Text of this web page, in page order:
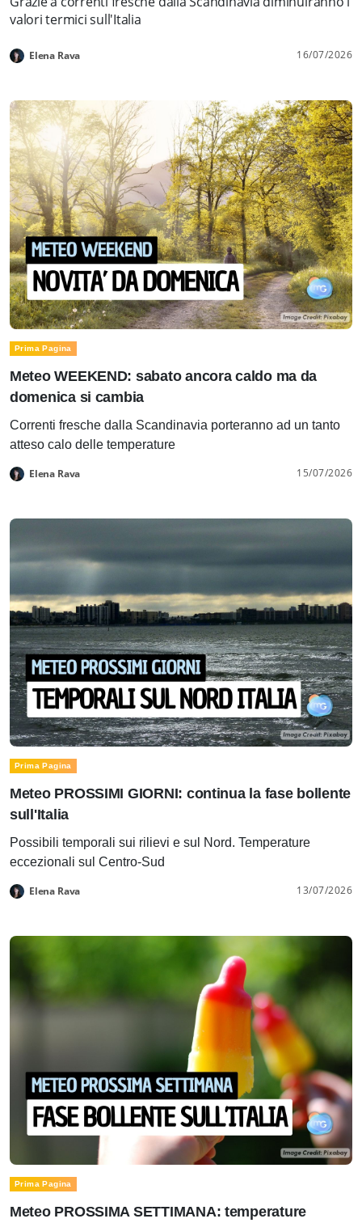
valori termici sull'Italia
Elena Rava 16/07/2026
Prima Pagina
Meteo WEEKEND: sabato ancora caldo ma da
domenica si cambia
Correnti fresche dalla Scandinavia porteranno ad un tanto
atteso calo delle temperature
Elena Rava 15/07/2026
Prima Pagina
Meteo PROSSIMI GIORNI: continua la fase bollente
sull'Italia
Possibili temporali sui rilievi e sul Nord. Temperature
eccezionali sul Centro-Sud
Elena Rava 13/07/2026
Prima Pagina
Meteo PROSSIMA SETTIMANA: temperature